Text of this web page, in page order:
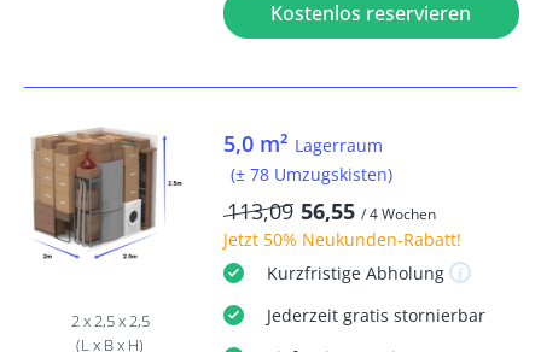
Kostenlos reservieren
2 x 2,5 x 2,5
(L x B x H)
5,0 m² Lagerraum
(± 78 Umzugskisten)
113,09 56,55 / 4 Wochen
Jetzt 50% Neukunden-Rabatt!
KurzfristigeAbholung
Jederzeit gratis stornierbar